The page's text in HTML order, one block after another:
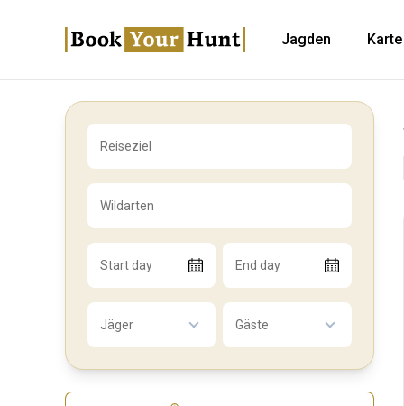
Jagden Karte
Reiseziel
Wildarten
Start day End day
Jäger Gäste